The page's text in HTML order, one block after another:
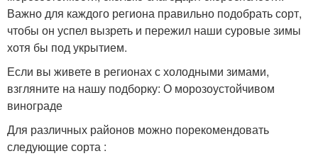
Важно для каждого региона правильно подобрать сорт,
чтобы он успел вызреть и пережил наши суровые зимы
хотя бы под укрытием.
Если вы живете в регионах с холодными зимами,
взгляните на нашу подборку: О морозоустойчивом
винограде
Для различных районов можно порекомендовать
следующие сорта :